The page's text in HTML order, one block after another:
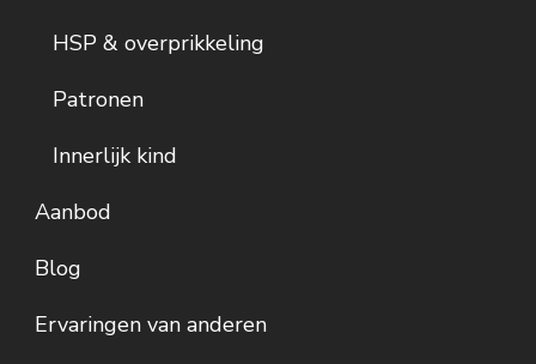
HSP & overprikkeling
Patronen
Innerlijk kind
Aanbod
Blog
Ervaringen van anderen